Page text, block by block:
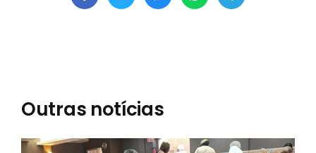
Outras notícias